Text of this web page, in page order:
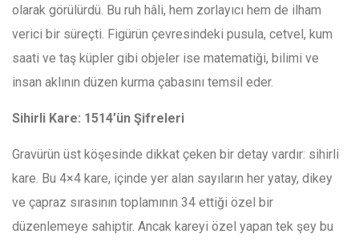
olarak görülürdü. Bu ruh hâli, hem zorlayıcı hem de ilham
verici bir süreçti. Figürün çevresindeki pusula, cetvel, kum
saati ve taş küpler gibi objeler ise matematiği, bilimi ve
insan aklının düzen kurma çabasını temsil eder.
Sihirli Kare: 1514’ün Şifreleri
Gravürün üst köşesinde dikkat çeken bir detay vardır: sihirli
kare. Bu 4×4 kare, içinde yer alan sayıların her yatay, dikey
ve çapraz sırasının toplamının 34 ettiği özel bir
düzenlemeye sahiptir. Ancak kareyi özel yapan tek şey bu